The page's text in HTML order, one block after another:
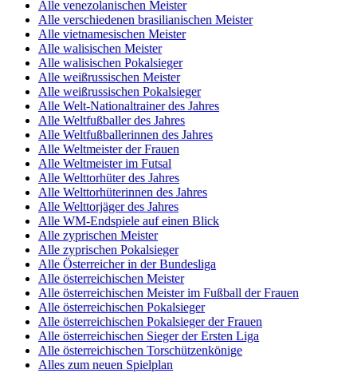
Alle venezolanischen Meister
Alle verschiedenen brasilianischen Meister
Alle vietnamesischen Meister
Alle walisischen Meister
Alle walisischen Pokalsieger
Alle weißrussischen Meister
Alle weißrussischen Pokalsieger
Alle Welt-Nationaltrainer des Jahres
Alle Weltfußballer des Jahres
Alle Weltfußballerinnen des Jahres
Alle Weltmeister der Frauen
Alle Weltmeister im Futsal
Alle Welttorhüter des Jahres
Alle Welttorhüterinnen des Jahres
Alle Welttorjäger des Jahres
Alle WM-Endspiele auf einen Blick
Alle zyprischen Meister
Alle zyprischen Pokalsieger
Alle Österreicher in der Bundesliga
Alle österreichischen Meister
Alle österreichischen Meister im Fußball der Frauen
Alle österreichischen Pokalsieger
Alle österreichischen Pokalsieger der Frauen
Alle österreichischen Sieger der Ersten Liga
Alle österreichischen Torschützenkönige
Alles zum neuen Spielplan